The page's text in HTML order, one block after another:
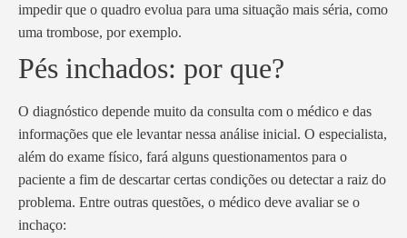
impedir que o quadro evolua para uma situação mais séria, como
uma trombose, por exemplo.
Pés inchados: por que?
O diagnóstico depende muito da consulta com o médico e das
informações que ele levantar nessa análise inicial. O especialista,
além do exame físico, fará alguns questionamentos para o
paciente a fim de descartar certas condições ou detectar a raiz do
problema. Entre outras questões, o médico deve avaliar se o
inchaço: